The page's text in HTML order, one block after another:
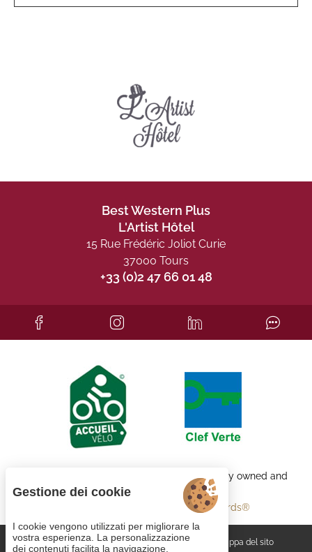
Best Western Plus
L'Artist Hôtel
15 Rue Frédéric Joliot Curie
37000 Tours
+33 (0)2 47 66 01 48
Each BWH℠ Hotels property is independently owned and
Best Western Rewards®
Gestione dei cookie CGV Note legali
Mappa del sito
Gestione dei cookie
I cookie vengono utilizzati per migliorare la
vostra esperienza. La personalizzazione
dei contenuti facilita la navigazione.